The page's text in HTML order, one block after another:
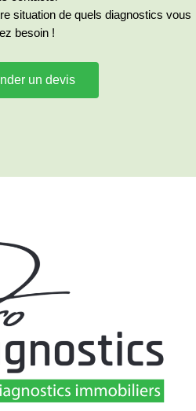
situation de quels diagnostics vous
besoin !
un devis